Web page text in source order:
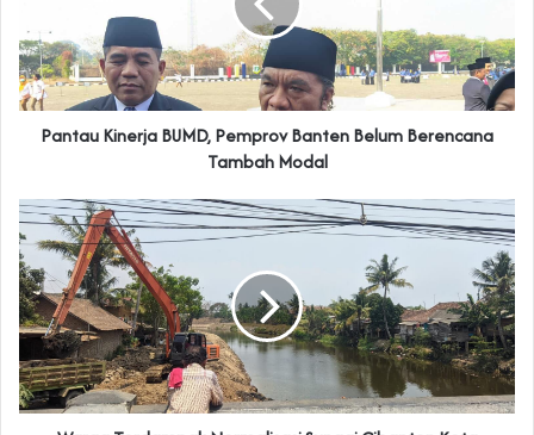
Pantau Kinerja BUMD, Pemprov Banten Belum Berencana
Tambah Modal